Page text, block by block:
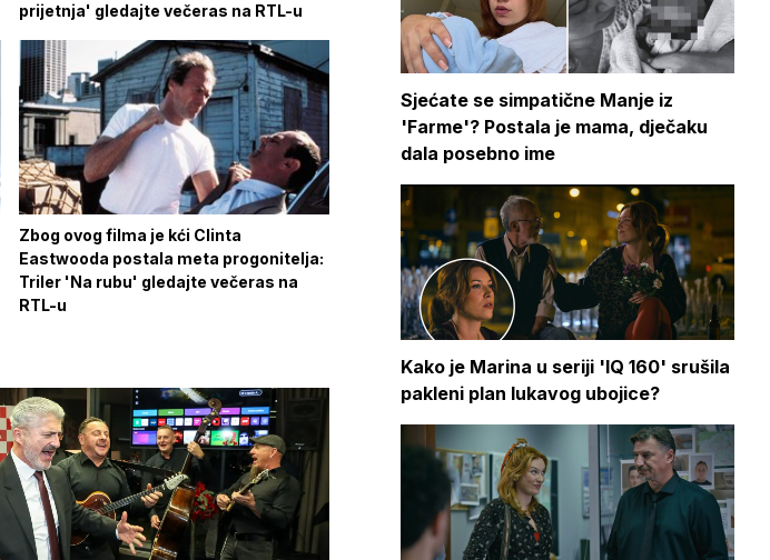
prijetnja' gledajte večeras na RTL-u
Zbog ovog filma je kći Clinta
Eastwooda postala meta progonitelja:
Triler 'Na rubu' gledajte večeras na
RTL-u
Sjećate se simpatične Manje iz
'Farme'? Postala je mama, dječaku
dala posebno ime
Kako je Marina u seriji 'IQ 160' srušila
pakleni plan lukavog ubojice?